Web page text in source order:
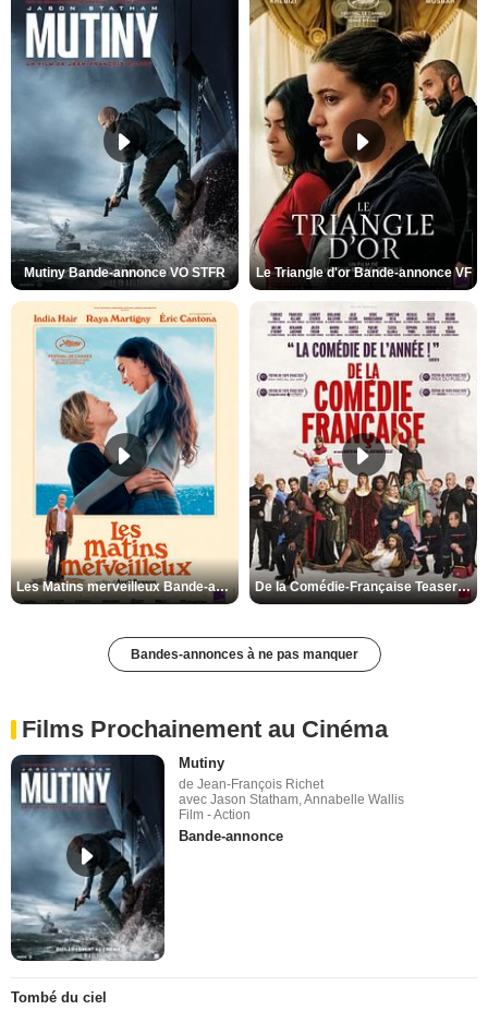
Mutiny Bande-annonce VO STFR Le Triangle d'or Bande-annonce VF
Les Matins merveilleux Bande-annonce VF De la Comédie-Française Teaser VF
Bandes-annonces à ne pas manquer
Films Prochainement au Cinéma
Mutiny
de Jean-François Richet
avec Jason Statham, Annabelle Wallis
Film - Action
Bande-annonce
Tombé du ciel